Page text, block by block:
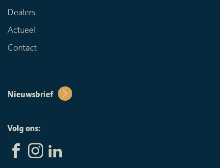
Dealers
Actueel
Contact
Nieuwsbrief
Volg ons: